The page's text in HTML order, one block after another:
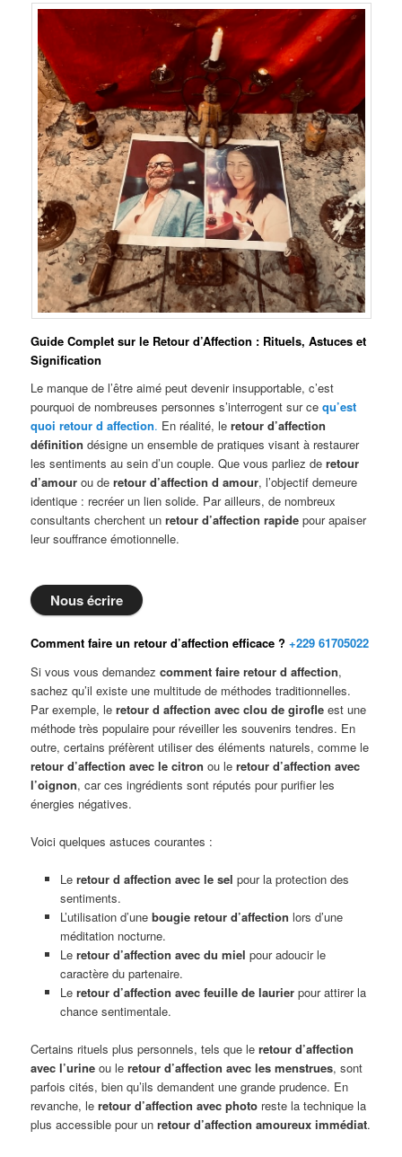
Guide Complet sur le Retour d’Affection : Rituels, Astuces et
Signification
Le manque de l’être aimé peut devenir insupportable, c’est
pourquoi de nombreuses personnes s’interrogent sur cequ’est
quoi retour d affection. En réalité, leretour d’affection
définition désigne un ensemble de pratiques visant à restaurer
les sentiments au sein d’un couple. Que vous parliez deretour
d’amour ou deretour d’affection d amour, l’objectif demeure
identique : recréer un lien solide. Par ailleurs, de nombreux
consultants cherchent unretour d’affection rapide pour apaiser
leur souffrance émotionnelle.
Nous écrire
Comment faire un retour d’affection efficace ?+229 61705022
Si vous vous demandezcomment faire retour d affection,
sachez qu’il existe une multitude de méthodes traditionnelles.
Par exemple, leretour d affection avec clou de girofle est une
méthode très populaire pour réveiller les souvenirs tendres. En
outre, certains préfèrent utiliser des éléments naturels, comme le
retour d’affection avec le citron ou leretour d’affection avec
l’oignon, car ces ingrédients sont réputés pour purifier les
énergies négatives.
Voici quelques astuces courantes :
Le retour d affection avec le sel pour la protection des
sentiments.
L’utilisation d’une bougie retour d’affection lors d’une
méditation nocturne.
Le retour d’affection avec du miel pour adoucir le
caractère du partenaire.
Le retour d’affection avec feuille de laurierpour attirer la
chance sentimentale.
Certains rituels plus personnels, tels que leretour d’affection
avec l’urine ou leretour d’affection avec les menstrues, sont
parfois cités, bien qu’ils demandent une grande prudence. En
revanche, leretour d’affection avec photo reste la technique la
plus accessible pour unretour d’affection amoureux immédiat.